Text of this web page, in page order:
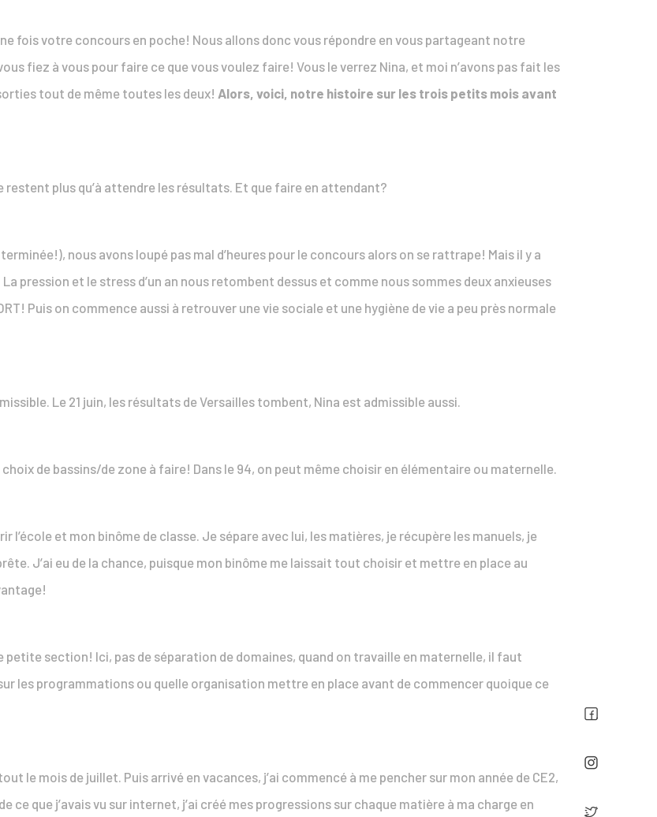
fois votre concours en poche! Nous allons donc vous répondre en vous partageant notre
fiez à vous pour faire ce que vous voulez faire! Vous le verrez Nina, et moi n’avons pas fait les
tout de même toutes les deux! Alors, voici, notre histoire sur les trois petits mois avant
plus qu’à attendre les résultats. Et que faire en attendant?
nous avons loupé pas mal d’heures pour le concours alors on se rattrape! Mais il y a
pression et le stress d’un an nous retombent dessus et comme nous sommes deux anxieuses
Puis on commence aussi à retrouver une vie sociale et une hygiène de vie a peu près normale
Le 21 juin, les résultats de Versailles tombent, Nina est admissible aussi.
de bassins/de zone à faire! Dans le 94, on peut même choisir en élémentaire ou maternelle.
l’école et mon binôme de classe. Je sépare avec lui, les matières, je récupère les manuels, je
J’ai eu de la chance, puisque mon binôme me laissait tout choisir et mettre en place au
petite section! Ici, pas de séparation de domaines, quand on travaille en maternelle, il faut
les programmations ou quelle organisation mettre en place avant de commencer quoique ce
le mois de juillet. Puis arrivé en vacances, j’ai commencé à me pencher sur mon année de CE2,
ce que j’avais vu sur internet, j’ai créé mes progressions sur chaque matière à ma charge en